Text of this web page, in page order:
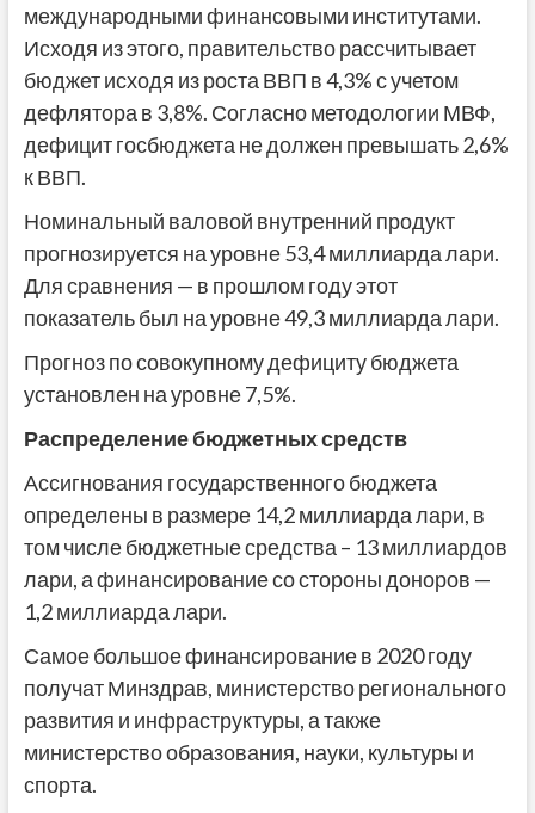
международными финансовыми институтами.
Исходя из этого, правительство рассчитывает
бюджет исходя из роста ВВП в 4,3% с учетом
дефлятора в 3,8%. Согласно методологии МВФ,
дефицит госбюджета не должен превышать 2,6%
к ВВП.
Номинальный валовой внутренний продукт
прогнозируется на уровне 53,4 миллиарда лари.
Для сравнения — в прошлом году этот
показатель был на уровне 49,3 миллиарда лари.
Прогноз по совокупному дефициту бюджета
установлен на уровне 7,5%.
Распределение бюджетных средств
Ассигнования государственного бюджета
определены в размере 14,2 миллиарда лари, в
том числе бюджетные средства – 13 миллиардов
лари, а финансирование со стороны доноров —
1,2 миллиарда лари.
Самое большое финансирование в 2020 году
получат Минздрав, министерство регионального
развития и инфраструктуры, а также
министерство образования, науки, культуры и
спорта.